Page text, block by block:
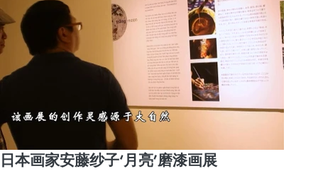
日本画家安藤纱子‘月亮’磨漆画展